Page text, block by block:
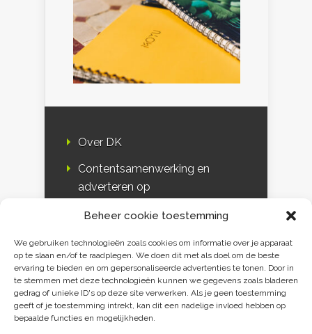
Beheer cookie toestemming
We gebruiken technologieën zoals cookies om informatie over je apparaat
op te slaan en/of te raadplegen. We doen dit met als doel om de beste
ervaring te bieden en om gepersonaliseerde advertenties te tonen. Door in
te stemmen met deze technologieën kunnen we gegevens zoals bladeren
gedrag of unieke ID's op deze site verwerken. Als je geen toestemming
geeft of je toestemming intrekt, kan dit een nadelige invloed hebben op
bepaalde functies en mogelijkheden.
Over DK
Contentsamenwerking en
adverteren op
DK & media
Disclaimer
Privacy verklaring